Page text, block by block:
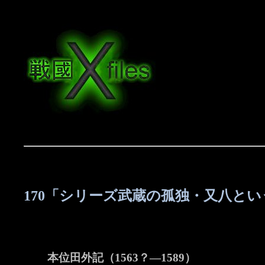
170「シリーズ武蔵の孤独・又八とい
本位田外記（1563？―1589）